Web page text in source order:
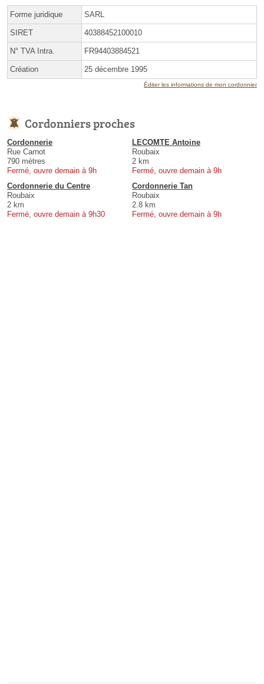
Forme juridique SARL
SIRET 40388452100010
N° TVA Intra. FR94403884521
Création 25 décembre 1995
Éditer les informations de mon cordonnier
Cordonniers proches
Cordonnerie
Rue Carnot
790 mètres
Fermé, ouvre demain à 9h
LECOMTE Antoine
Roubaix
2 km
Fermé, ouvre demain à 9h
Cordonnerie du Centre
Roubaix
2 km
Fermé, ouvre demain à 9h30
Cordonnerie Tan
Roubaix
2.8 km
Fermé, ouvre demain à 9h